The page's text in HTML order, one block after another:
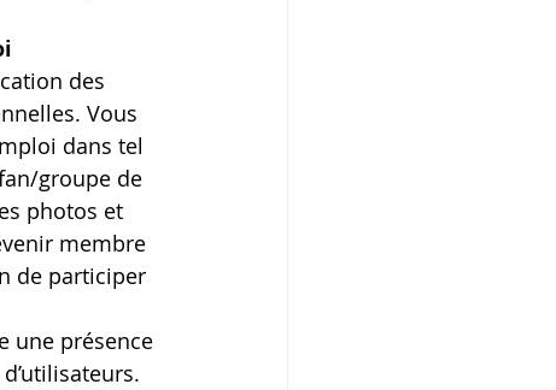
des
Vous
dans tel
groupe de
photos et
membre
de participer
une présence